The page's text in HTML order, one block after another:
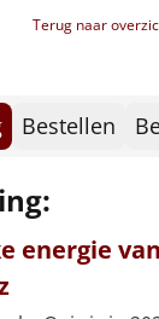
Terug naar
Bestellen
energie